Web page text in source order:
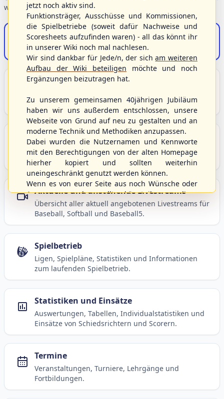
weiterführende Informationen.
S/HBV-Shop
Der Onlineshop des S/HBV
Unser Sport
und Baseball5.
Berichte und Neuigkeiten
Aktuelle Meldungen, Berichte und Nachrichten aus
dem S/HBV, Deutschland und der Welt.
Aktuelle und anstehende Livestreams
Übersicht aller aktuell angebotenen Livestreams für
Baseball, Softball und Baseball5.
Spielbetrieb
Ligen, Spielpläne, Statistiken und Informationen
zum laufenden Spielbetrieb.
Statistiken und Einsätze
Auswertungen, Tabellen, Individualstatistiken und
Einsätze von Schiedsrichtern und Scorern.
Termine
Veranstaltungen, Turniere, Lehrgänge und
Fortbildungen.
jetzt noch aktiv sind.
Funktionsträger, Ausschüsse und Kommissionen,
die Spielbetriebe (soweit dafür Nachweise und
Scoresheets aufzufinden waren) - all das könnt ihr
in unserer Wiki noch mal nachlesen.
Wir sind dankbar für Jede/n, der sicham weiteren
Aufbau der Wiki beteiligen möchte und noch
Ergänzungen beizutragen hat.
Zu unserem gemeinsamen 40jährigen Jubiläum
haben wir uns außerdem entschlossen, unsere
Webseite von Grund auf neu zu gestalten und an
moderne Technik und Methodiken anzupassen.
Dabei wurden die Nutzernamen und Kennworte
mit den Berechtigungen von der alten Homepage
hierher kopiert und sollten weiterhin
uneingeschränkt genutzt werden können.
Wenn es von eurer Seite aus noch Wünsche oder
Anregungen geben sollte, könnt ihr uns diese
gerne an die Verbandsadresseinfo@shbvnet.de
schicken.